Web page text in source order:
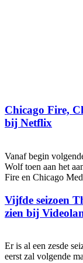
Chicago Fire,
bij Netflix
Vanaf begin
Wolf toen aan het
Fire en Chicago
Vijfde seizoen
zien bij
Er is al een zesde
eerst zal volgende